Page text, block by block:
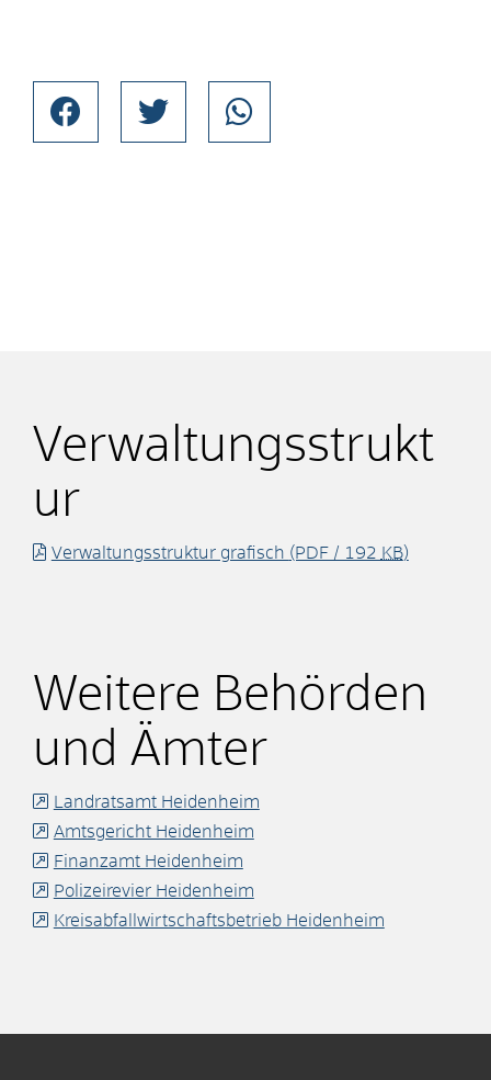
Verwaltungsstrukt
ur
Verwaltungsstruktur grafisch (PDF / 192 KB)
Weitere Behörden
und Ämter
Landratsamt Heidenheim
Amtsgericht Heidenheim
Finanzamt Heidenheim
Polizeirevier Heidenheim
Kreisabfallwirtschaftsbetrieb Heidenheim